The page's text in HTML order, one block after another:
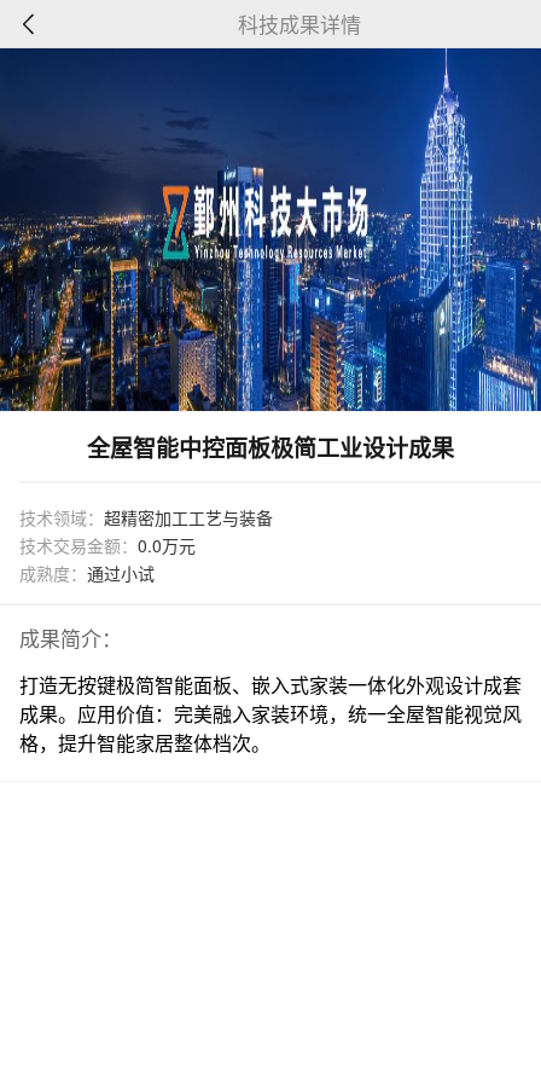
科技成果详情
全屋智能中控面板极简工业设计成果
技术领域： 超精密加工工艺与装备
技术交易金额： 0.0万元
成熟度： 通过小试
成果简介：
打造无按键极简智能面板、嵌入式家装一体化外观设计成套
成果。应用价值：完美融入家装环境，统一全屋智能视觉风
格，提升智能家居整体档次。